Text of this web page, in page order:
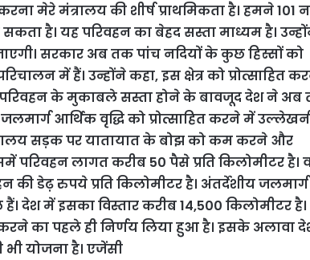
मेरे मंत्रालय की शीर्ष प्राथमिकता है। हमने 101
है। यह परिवहन का बेहद सस्ता माध्यम है।
सरकार अब तक पांच नदियों के कुछ हिस्सों को
में हैं। उन्होंने कहा, इस क्षेत्र को प्रोत्साहित
के मुकाबले सस्ता होने के बावजूद देश ने अब
आर्थिक वृद्धि को प्रोत्साहित करने में
सड़क पर यातायात के बोझ को कम करने और
परिवहन लागत करीब 50 पैसे प्रति किलोमीटर है।
डेढ़ रुपये प्रति किलोमीटर है। अंतर्देशीय
देश में इसका विस्तार करीब 14,500 किलोमीटर है।
का पहले ही निर्णय लिया हुआ है। इसके अलावा
योजना है। एजेंसी